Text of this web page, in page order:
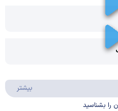
Video
بیشتر